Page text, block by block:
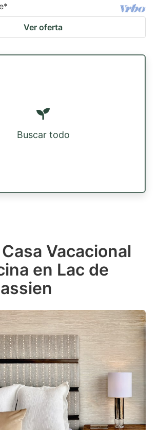
*
Ver oferta
Buscar todo
Vacacional
en Lac de